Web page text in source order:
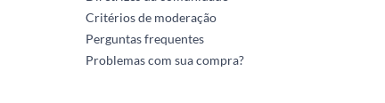
Critérios de moderação
Perguntas frequentes
Problemas com sua compra?